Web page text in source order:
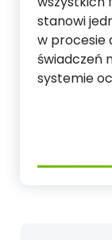
stanowi
w procesie
świadczeń
systemie